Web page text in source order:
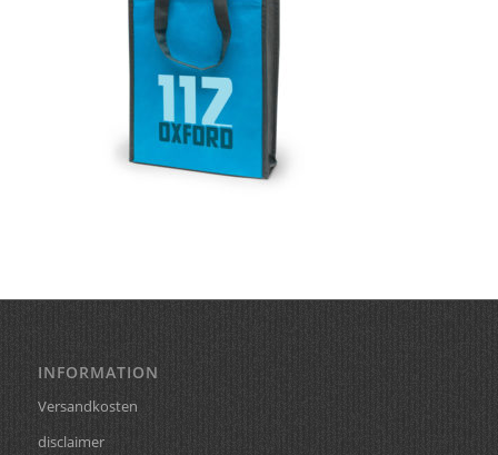
INFORMATION
Versandkosten
disclaimer